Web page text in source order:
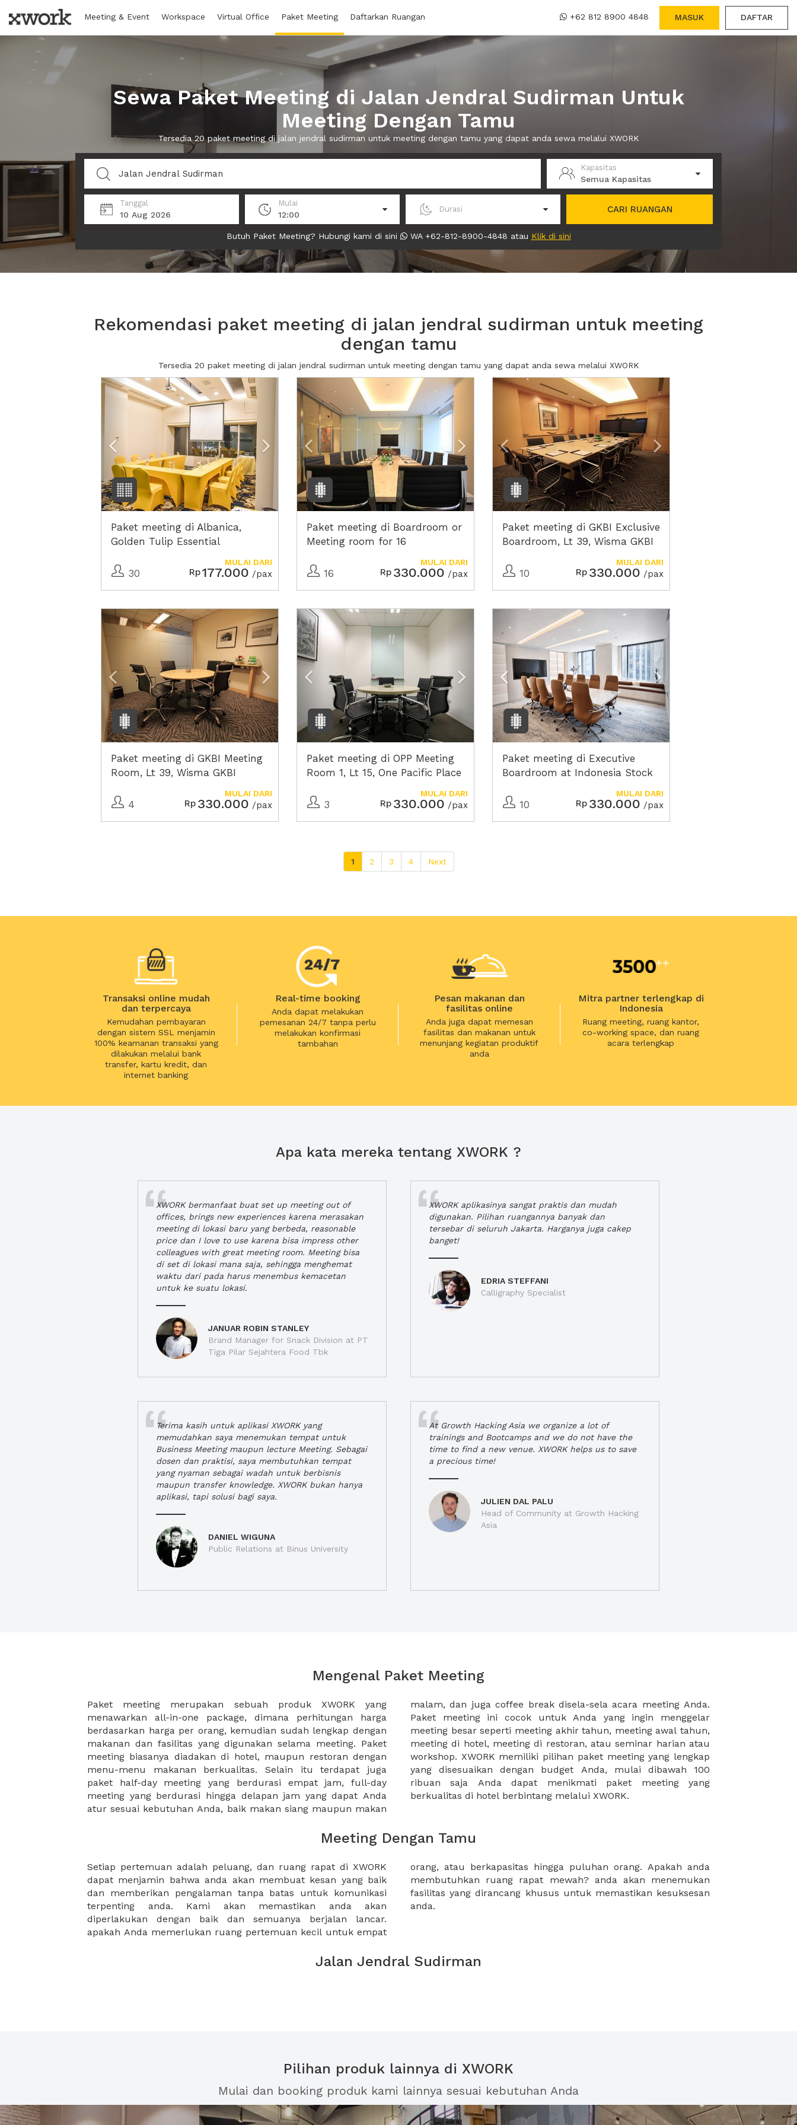
Meeting & Event Workspace Virtual Office Paket Meeting Daftarkan Ruangan +62 812 8900 4848 MASUK DAFTAR
Sewa Paket Meeting di Jalan Jendral Sudirman Untuk
Meeting Dengan Tamu
Tersedia 20 paket meeting di jalan jendral sudirman untuk meeting dengan tamu yang dapat anda sewa melalui XWORK
Kapasitas
Semua Kapasitas
Tanggal
10 Aug 2026
Mulai
12:00
Durasi CARI RUANGAN
Butuh Paket Meeting? Hubungi kami di sini WA +62-812-8900-4848 atau Klik di sini
Rekomendasi paket meeting di jalan jendral sudirman untuk meeting
dengan tamu
Tersedia 20 paket meeting di jalan jendral sudirman untuk meeting dengan tamu yang dapat anda sewa melalui XWORK
Previous Next2
Paket meeting di Albanica,
Golden Tulip Essential
30
Rp177.000 /pax
MULAI DARI
Previous Next2
Paket meeting di Boardroom or
Meeting room for 16
16
Rp 330.000 /pax
MULAI DARI
Previous Next2
Paket meeting di GKBI Exclusive
Boardroom, Lt 39, Wisma GKBI
10 Rp 330.000 /pax
MULAI DARI
Previous Next2
Paket meeting di GKBI Meeting
Room, Lt 39, Wisma GKBI
4 Rp 330.000 /pax
MULAI DARI
Previous
Paket meeting di OPP Meeting
Room 1, Lt 15, One Pacific Place
3 Rp 330.000 /pax
MULAI DARI
Next2
Paket meeting di Executive
Boardroom at Indonesia Stock
Efek Indonesia SCBD
10 Rp 330.000 /pax
MULAI DARI
1 2 3 4 Next
Transaksi online mudah
dan terpercaya
Kemudahan pembayaran
dengan sistem SSL menjamin
100% keamanan transaksi yang
dilakukan melalui bank
transfer, kartu kredit, dan
internet banking
Real-time booking
Anda dapat melakukan
pemesanan 24/7 tanpa perlu
melakukan konfirmasi
tambahan
Pesan makanan dan
fasilitas online
Anda juga dapat memesan
fasilitas dan makanan untuk
menunjang kegiatan produktif
anda
Mitra partner terlengkap di
Indonesia
Ruang meeting, ruang kantor,
co-working space, dan ruang
acara terlengkap
Apa kata mereka tentang XWORK ?
XWORK bermanfaat buat set up meeting out of
offices, brings new experiences karena merasakan
meeting di lokasi baru yang berbeda, reasonable
price dan I love to use karena bisa impress other
colleagues with great meeting room. Meeting bisa
di set di lokasi mana saja, sehingga menghemat
waktu dari pada harus menembus kemacetan
untuk ke suatu lokasi.
JANUAR ROBIN STANLEY
Brand Manager for Snack Division at PT
Tiga Pilar Sejahtera Food Tbk
XWORK aplikasinya sangat praktis dan mudah
digunakan. Pilihan ruangannya banyak dan
tersebar di seluruh Jakarta. Harganya juga cakep
banget!
EDRIA STEFFANI
Calligraphy Specialist
Terima kasih untuk aplikasi XWORK yang
memudahkan saya menemukan tempat untuk
Business Meeting maupun lecture Meeting. Sebagai
dosen dan praktisi, saya membutuhkan tempat
yang nyaman sebagai wadah untuk berbisnis
maupun transfer knowledge. XWORK bukan hanya
aplikasi, tapi solusi bagi saya.
DANIEL WIGUNA
Public Relations at Binus University
At Growth Hacking Asia we organize a lot of
trainings and Bootcamps and we do not have the
time to find a new venue. XWORK helps us to save
a precious time!
JULIEN DAL PALU
Head of Community at Growth Hacking
Asia
Mengenal Paket Meeting
Paket meeting merupakan sebuah produk XWORK yang
menawarkan all-in-one package, dimana perhitungan harga
berdasarkan harga per orang, kemudian sudah lengkap dengan
makanan dan fasilitas yang digunakan selama meeting. Paket
meeting biasanya diadakan di hotel, maupun restoran dengan
menu-menu makanan berkualitas. Selain itu terdapat juga
paket half-day meeting yang berdurasi empat jam, full-day
meeting yang berdurasi hingga delapan jam yang dapat Anda
atur sesuai kebutuhan Anda, baik makan siang maupun makan
malam, dan juga coffee break disela-sela acara meeting Anda.
Paket meeting ini cocok untuk Anda yang ingin menggelar
meeting besar seperti meeting akhir tahun, meeting awal tahun,
meeting di hotel, meeting di restoran, atau seminar harian atau
workshop. XWORK memiliki pilihan paket meeting yang lengkap
yang disesuaikan dengan budget Anda, mulai dibawah 100
ribuan saja Anda dapat menikmati paket meeting yang
berkualitas di hotel berbintang melalui XWORK.
Meeting Dengan Tamu
Setiap pertemuan adalah peluang, dan ruang rapat di XWORK
dapat menjamin bahwa anda akan membuat kesan yang baik
dan memberikan pengalaman tanpa batas untuk komunikasi
terpenting anda. Kami akan memastikan anda akan
diperlakukan dengan baik dan semuanya berjalan lancar.
apakah Anda memerlukan ruang pertemuan kecil untuk empat
orang, atau berkapasitas hingga puluhan orang. Apakah anda
membutuhkan ruang rapat mewah? anda akan menemukan
fasilitas yang dirancang khusus untuk memastikan kesuksesan
anda.
Jalan Jendral Sudirman
Pilihan produk lainnya di XWORK
Mulai dan booking produk kami lainnya sesuai kebutuhan Anda